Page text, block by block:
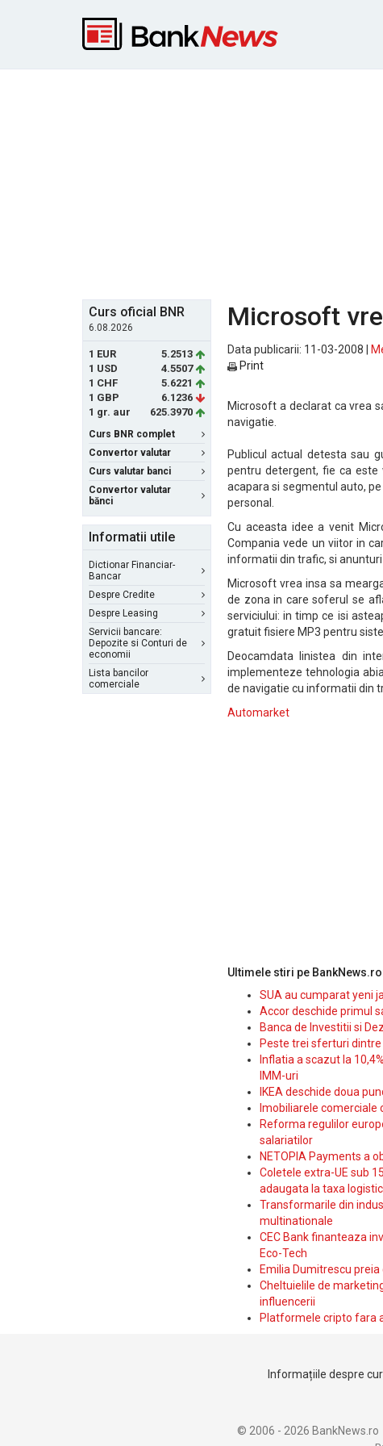
Curs oficial BNR
6.08.2026
1 EUR
5.2513
1 USD
4.5507
1 CHF
5.6221
1 GBP
6.1236
1 gr. aur
625.3970
Curs BNR complet
Convertor valutar
Curs valutar banci
Convertor valutar
bănci
Informatii utile
Dictionar Financiar-
Bancar
Despre Credite
Despre Leasing
Servicii bancare:
Depozite si Conturi de
economii
Lista bancilor
comerciale
Microsoft
Data publicarii: 11-03-2008 |
Print
Microsoft a declarat ca vrea
navigatie.
Publicul actual detesta sau
pentru detergent, fie ca este
acapara si segmentul auto,
personal.
Cu aceasta idee a venit
Compania vede un viitor in
informatii din trafic, si anunturi
Microsoft vrea insa sa
de zona in care soferul se
serviciului: in timp ce isi
gratuit fisiere MP3 pentru
Deocamdata linistea din
implementeze tehnologia
de navigatie cu informatii din
Automarket
Ultimele stiri pe
SUA au cumparat yeni
Accor deschide primul
Banca de Investitii si
Peste trei sferturi
Inflatia a scazut la
IMM-uri
IKEA deschide doua
Imobiliarele
Reforma regulilor
salariatilor
NETOPIA Payments a
Coletele extra-UE sub
adaugata la taxa
Transformarile din
multinationale
CEC Bank finanteaza
Eco-Tech
Emilia Dumitrescu
Cheltuielile de
influencerii
Platformele cripto fara
Informațiile despre
© 2006 - 2026 BankNews.ro